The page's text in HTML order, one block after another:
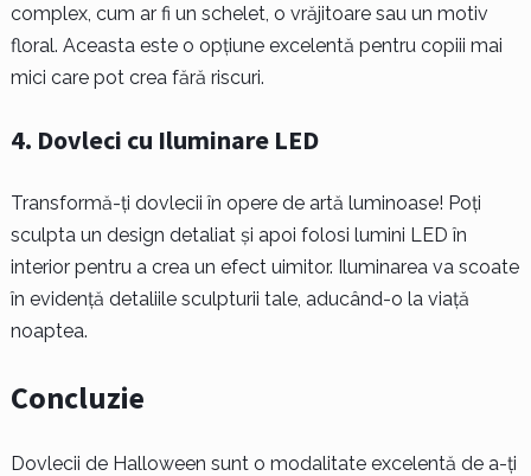
complex, cum ar fi un schelet, o vrăjitoare sau un motiv
floral. Aceasta este o opțiune excelentă pentru copiii mai
mici care pot crea fără riscuri.
4. Dovleci cu Iluminare LED
Transformă-ți dovlecii în opere de artă luminoase! Poți
sculpta un design detaliat și apoi folosi lumini LED în
interior pentru a crea un efect uimitor. Iluminarea va scoate
în evidență detaliile sculpturii tale, aducând-o la viață
noaptea.
Concluzie
Dovlecii de Halloween sunt o modalitate excelentă de a-ți